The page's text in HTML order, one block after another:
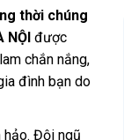
thời chúng
NỘI được
chắn nắng,
đình bạn do
hảo. Đội ngũ